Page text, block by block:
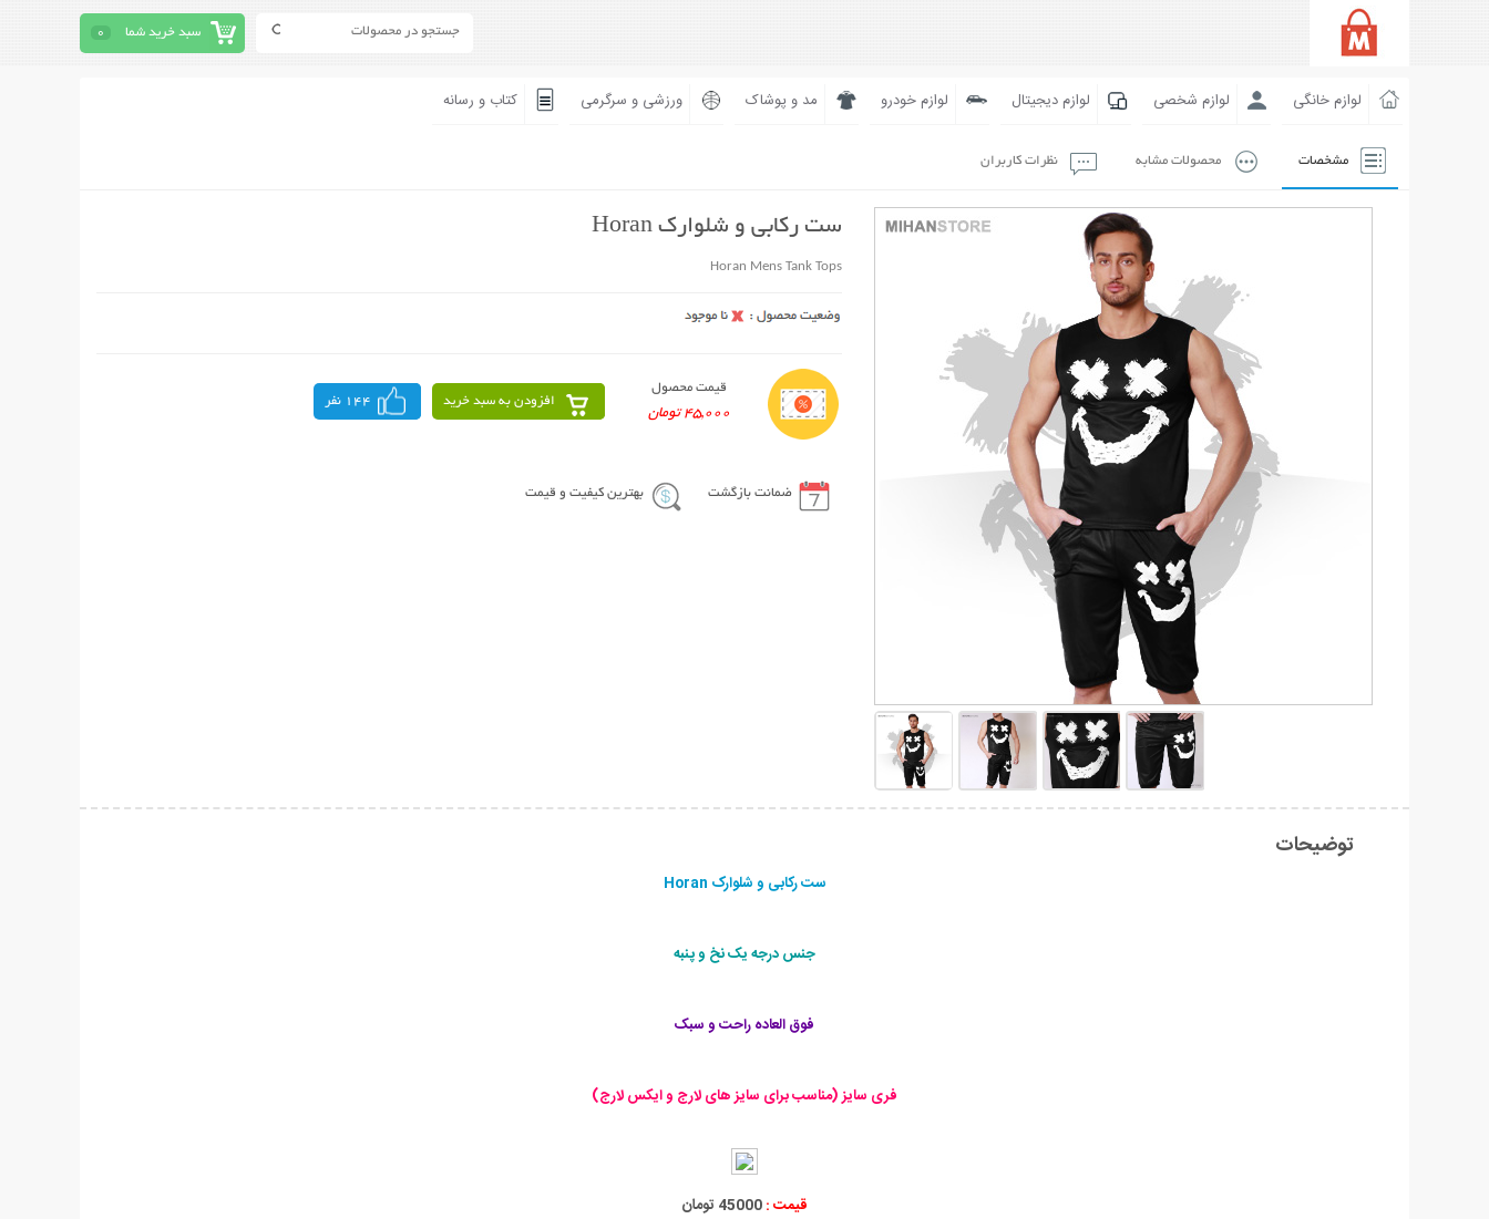
سبد خرید شما 0
لوازم خانگی لوازم شخصی لوازم دیجیتال لوازم خودرو مد و پوشاک ورزشی و سرگرمی کتاب و رسانه
مشخصات محصولات مشابه نظرات کاربران
ست رکابی و شلوارک Horan
Horan Mens Tank Tops
قیمت محصول
45,000 تومان
افزودن به سبد خرید 144 نفر
ضمانت بازگشت بهترین کیفیت و قیمت
توضیحات
ست رکابی و شلوارک Horan
جنس درجه یک نخ و پنبه
فوق العاده راحت و سبک
فری سایز (مناسب برای سایز های لارج و ایکس لارج)
قیمت :45000 تومان